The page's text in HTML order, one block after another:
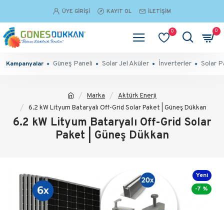
ÜYE GIRIŞI KAYIT OL İLETIŞIM
0 0
Kampanyalar Güneş Paneli Solar Jel Aküler İnverterler Solar
Marka
Aktürk Enerji
6.2 kW Lityum Bataryalı Off-Grid Solar Paket | Güneş Dükkan
6.2 kW Lityum Bataryalı Off-Grid Solar
Paket | Güneş Dükkan
Yeni
-7 %